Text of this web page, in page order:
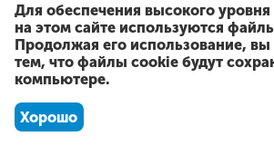
Для обеспечения высокого
на этом сайте используются
Продолжая его использование, вы
тем, что файлы cookie будут
компьютере.
Хорошо